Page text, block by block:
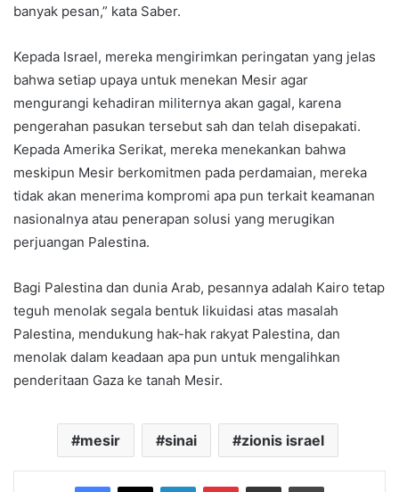
banyak pesan,” kata Saber.
Kepada Israel, mereka mengirimkan peringatan yang jelas
bahwa setiap upaya untuk menekan Mesir agar
mengurangi kehadiran militernya akan gagal, karena
pengerahan pasukan tersebut sah dan telah disepakati.
Kepada Amerika Serikat, mereka menekankan bahwa
meskipun Mesir berkomitmen pada perdamaian, mereka
tidak akan menerima kompromi apa pun terkait keamanan
nasionalnya atau penerapan solusi yang merugikan
perjuangan Palestina.
Bagi Palestina dan dunia Arab, pesannya adalah Kairo tetap
teguh menolak segala bentuk likuidasi atas masalah
Palestina, mendukung hak-hak rakyat Palestina, dan
menolak dalam keadaan apa pun untuk mengalihkan
penderitaan Gaza ke tanah Mesir.
mesir sinai zionis israel
Facebook
X LinkedInPinterestShare via Email Print